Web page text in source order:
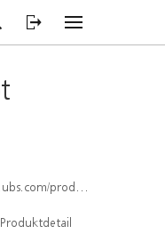
index/isin/CH1580426422
Produktdetail